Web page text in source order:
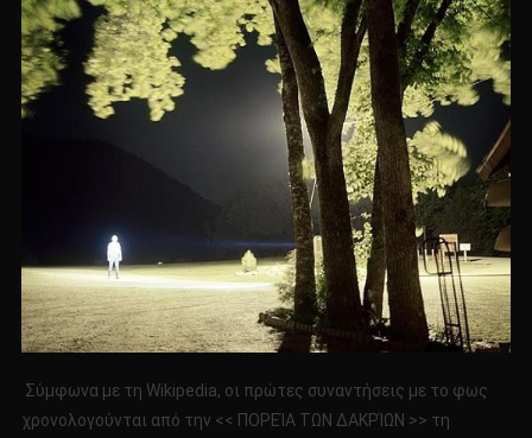
Σύμφωνα με τη Wikipedia, οι πρώτες συναντήσεις με το φως
χρονολογούνται από την << ΠΟΡΕΊΑ ΤΩΝ ΔΑΚΡΊΩΝ >> τη